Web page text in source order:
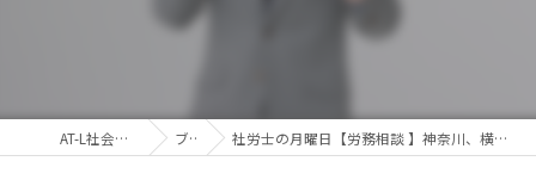
AT-L社会保険労務士法人 ブログ 社労士の月曜日【労務相談 】神奈川、横浜みなとみらいよりお悩みの経営者様へ発信